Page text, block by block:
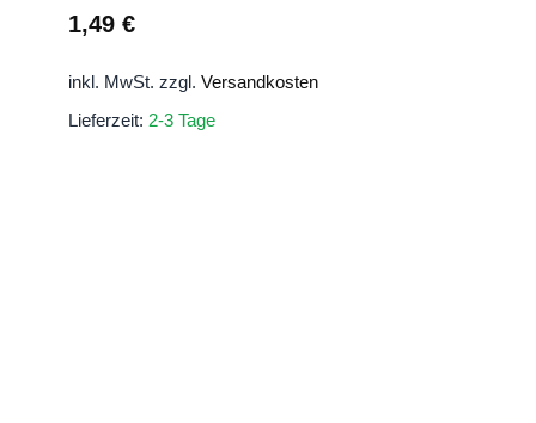
1,49 €
inkl. MwSt. zzgl. Versandkosten
Lieferzeit: 2-3 Tage